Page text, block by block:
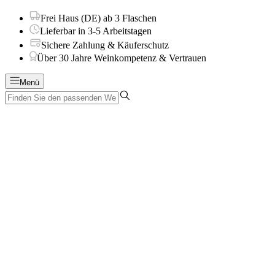
Frei Haus (DE) ab 3 Flaschen
Lieferbar in 3-5 Arbeitstagen
Sichere Zahlung & Käuferschutz
Über 30 Jahre Weinkompetenz & Vertrauen
Menü